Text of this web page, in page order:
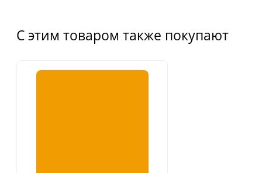
С этим товаром также покупают